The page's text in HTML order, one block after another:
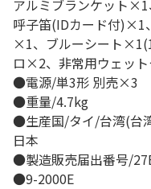
アルミブランケット
呼子笛(IDカード付)×1
×1、ブルーシート
ロ×2、非常用ウェッ
●電源/単3形 別売×3
●重量/4.7kg
●生産国/タイ/台湾(台
日本
●製造販売届出番号/
●9-2000E